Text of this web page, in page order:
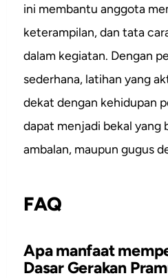
ini membantu anggota
keterampilan, dan tata
dalam kegiatan. Dengan
sederhana, latihan yang
dekat dengan kehidupan
dapat menjadi bekal yang
ambalan, maupun gugus
FAQ
Apa manfaat
Dasar Gerakan